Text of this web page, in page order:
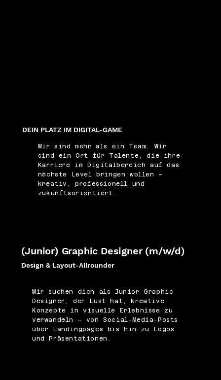
DEIN PLATZ IM DIGITAL-GAME
Wir sind mehr als ein Team. Wir
sind ein Ort für Talente, die ihre
Karriere im Digitalbereich auf das
nächste Level bringen wollen –
kreativ, professionell und
zukunftsorientiert.
(Junior) Graphic Designer (m/w/d)
Design & Layout-Allrounder
Wir suchen dich als Junior Graphic
Designer, der Lust hat, kreative
Konzepte in visuelle Erlebnisse zu
verwandeln – von Social-Media-Posts
über Landingpages bis hin zu Logos
und Präsentationen.